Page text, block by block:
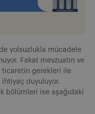
yolsuzlukla mücadele
Fakat mevzuatın ve
ticaretin gerekleri ile
ihtiyaç duyuluyor.
bölümleri ise aşağıdaki